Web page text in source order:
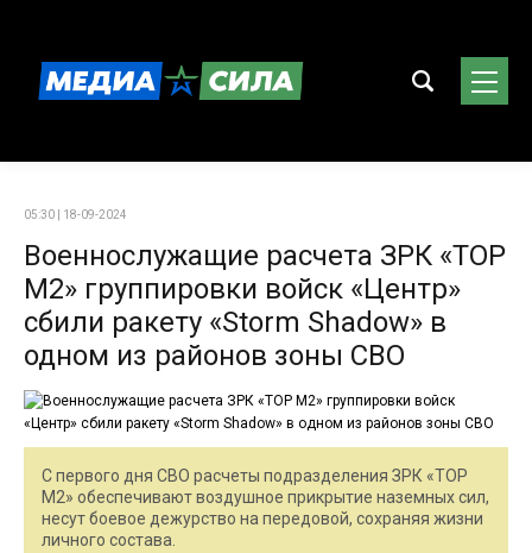
05:30 | 18-09-2024
Военнослужащие расчета ЗРК «ТОР
М2» группировки войск «Центр»
сбили ракету «Storm Shadow» в
одном из районов зоны СВО
С первого дня СВО расчеты подразделения ЗРК «ТОР
М2» обеспечивают воздушное прикрытие наземных сил,
несут боевое дежурство на передовой, сохраняя жизни
личного состава.